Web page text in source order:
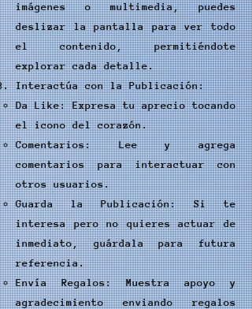
imágenes o multimedia, puedes
deslizar la pantalla para ver todo
el contenido, permitiéndote
explorar cada detalle.
Interactúa con la Publicación:
Da Like: Expresa tu aprecio tocando
el icono del corazón.
Comentarios: Lee y agrega
comentarios para interactuar con
otros usuarios.
Guarda la Publicación: Si te
interesa pero no quieres actuar de
inmediato, guárdala para futura
referencia.
Envía Regalos: Muestra apoyo y
agradecimiento enviando regalos